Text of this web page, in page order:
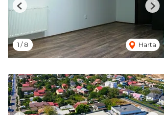
1 /8 Harta
Previous Next